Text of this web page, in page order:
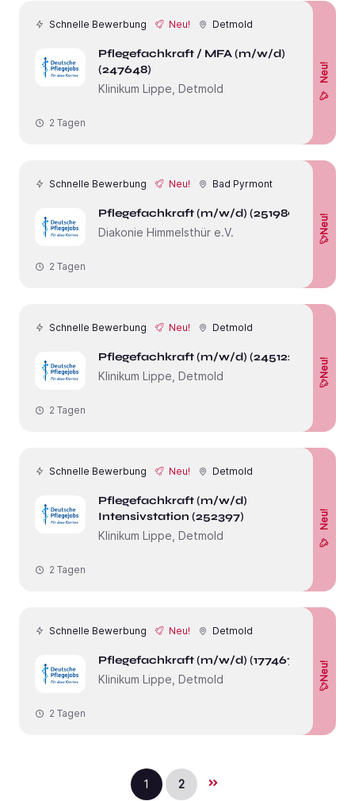
Schnelle Bewerbung Neu! Detmold
Pflegefachkraft / MFA (m/w/d)
(247648)
Klinikum Lippe, Detmold
Neu!
2 Tagen
Schnelle Bewerbung Neu! Bad Pyrmont
Pflegefachkraft (m/w/d) (251989)
Diakonie Himmelsthür e.V.
Neu!
2 Tagen
Schnelle Bewerbung Neu! Detmold
Pflegefachkraft (m/w/d) (245122)
Klinikum Lippe, Detmold
Neu!
2 Tagen
Schnelle Bewerbung Neu! Detmold
Pflegefachkraft (m/w/d)
Intensivstation (252397)
Klinikum Lippe, Detmold
Neu!
2 Tagen
Schnelle Bewerbung Neu! Detmold
Pflegefachkraft (m/w/d) (177467)
Klinikum Lippe, Detmold
Neu!
2 Tagen
1 2